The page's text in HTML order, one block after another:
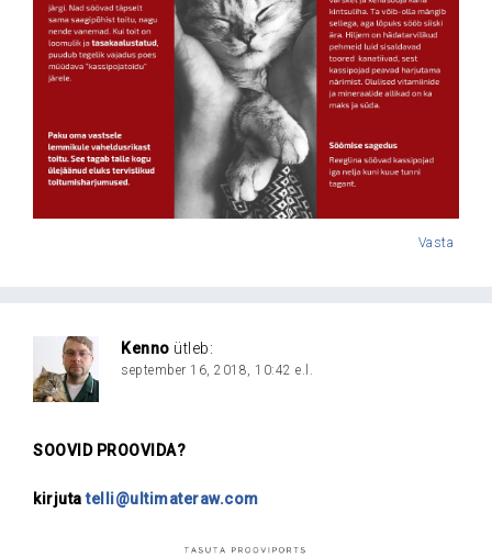
Vasta
Kenno ütleb:
september 16, 2018, 10:42 e.l.
SOOVID PROOVIDA?
kirjutatelli@ultimateraw.com